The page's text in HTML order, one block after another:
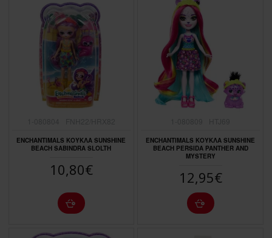
ENCHANTIMALS ΚΟΥΚΛΑ SUNSHINE
BEACH SABINDRA SLOLTH
10,80€
ENCHANTIMALS ΚΟΥΚΛΑ SUNSHINE
BEACH PERSIDA PANTHER AND
MYSTERY
12,95€